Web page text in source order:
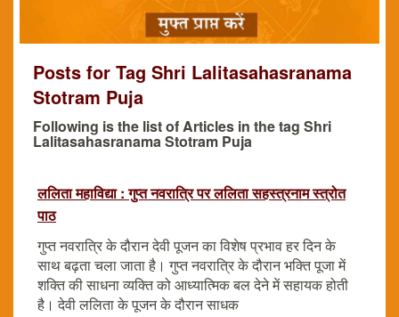
Posts for Tag Shri Lalitasahasranama
Stotram Puja
Following is the list of Articles in the tag Shri
Lalitasahasranama Stotram Puja
ललिता महाविद्या : गुप्त नवरात्रि पर ललिता सहस्त्रनाम स्त्रोत
पाठ
गुप्त नवरात्रि के दौरान देवी पूजन का विशेष प्रभाव हर दिन के
साथ बढ़ता चला जाता है। गुप्त नवरात्रि के दौरान भक्ति पूजा में
शक्ति की साधना व्यक्ति को आध्यात्मिक बल देने में सहायक होती
है। देवी ललिता के पूजन के दौरान साधक